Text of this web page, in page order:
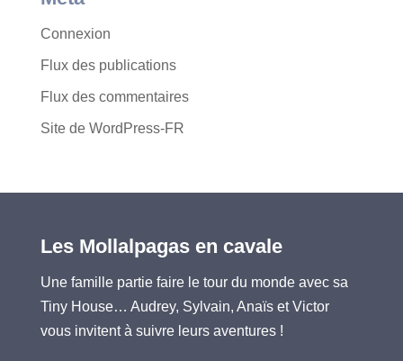
Connexion
Flux des publications
Flux des commentaires
Site de WordPress-FR
Les Mollalpagas en cavale
Une famille partie faire le tour du monde avec sa
Tiny House… Audrey, Sylvain, Anaïs et Victor
vous invitent à suivre leurs aventures !